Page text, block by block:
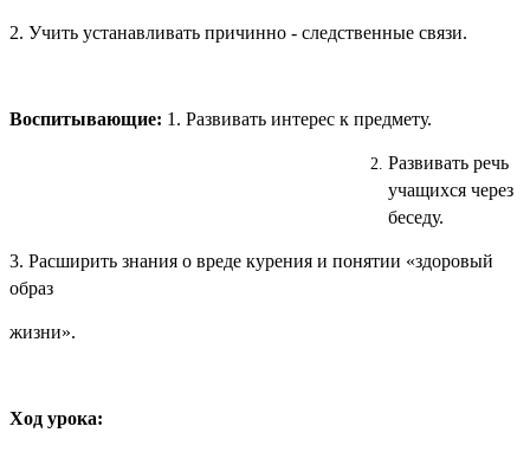
2. Учить устанавливать причинно - следственные связи.
Воспитывающие: 1. Развивать интерес к предмету.
Развивать речь
учащихся через
беседу.
3. Расширить знания о вреде курения и понятии «здоровый
образ
жизни».
Ход урока: